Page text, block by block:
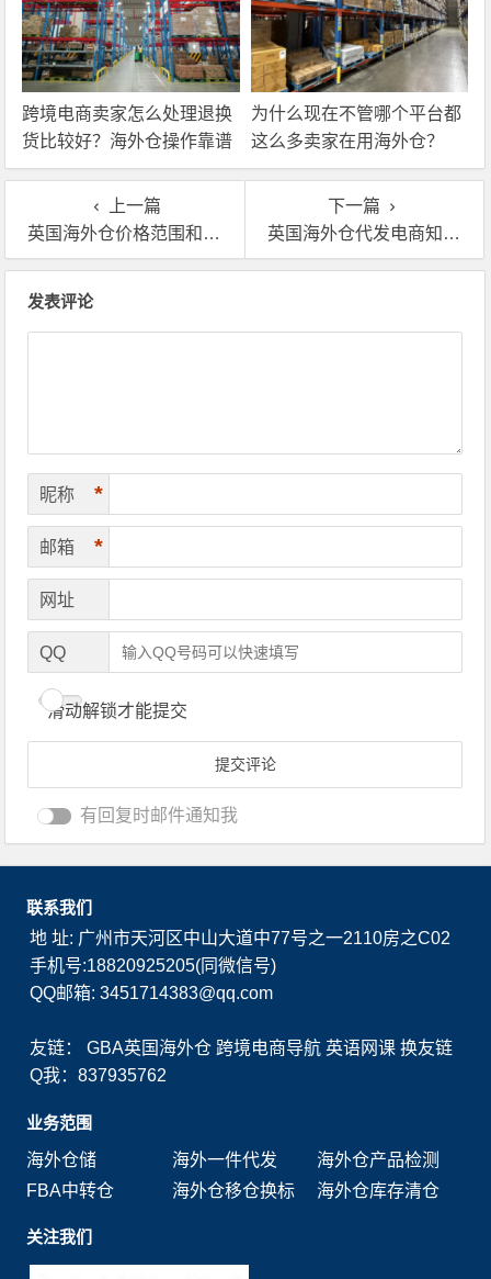
跨境电商卖家怎么处理退换
货比较好？海外仓操作靠谱
吗？
为什么现在不管哪个平台都
这么多卖家在用海外仓？
上一篇
英国海外仓价格范围和注意事项是什么？
下一篇
英国海外仓代发电商知识分享之:哪些品类的产品适合做英国海外仓
发表评论
昵称 *
邮箱 *
网址
QQ
滑动解锁才能提交
有回复时邮件通知我
联系我们
地 址: 广州市天河区中山大道中77号之一2110房之C02
手机号:18820925205(同微信号)
QQ邮箱: 3451714383@qq.com
友链：GBA英国海外仓 跨境电商导航 英语网课 换友链
Q我：837935762
业务范围
海外仓储
海外一件代发
海外仓产品检测
FBA中转仓
海外仓移仓换标 海外仓库存清仓
关注我们